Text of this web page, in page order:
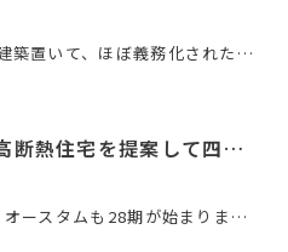
現在、住宅建築置いて、ほぼ義務化されたと言っていい地盤調査…
【高気密高断熱住宅を提案して四半世紀が過ぎました。】
5月に入り、オースタムも28期が始まりました。高気密高断熱住宅…